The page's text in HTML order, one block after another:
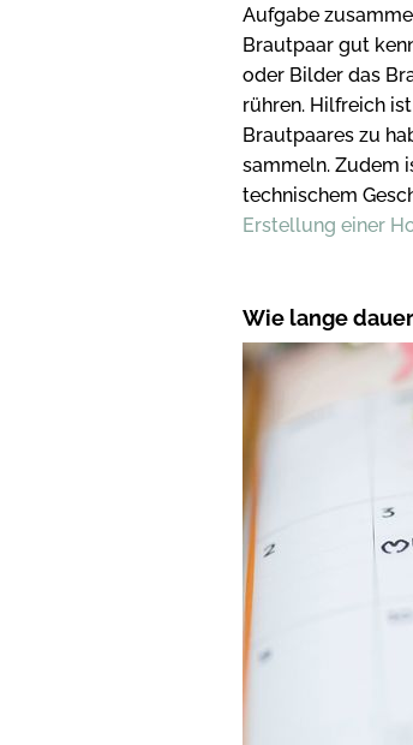
Aufgabe
Brautpaar gut
oder Bilder das
rühren. Hilfreich
Brautpaares zu
sammeln. Zudem
technischem
Erstellung einer
Wie lange